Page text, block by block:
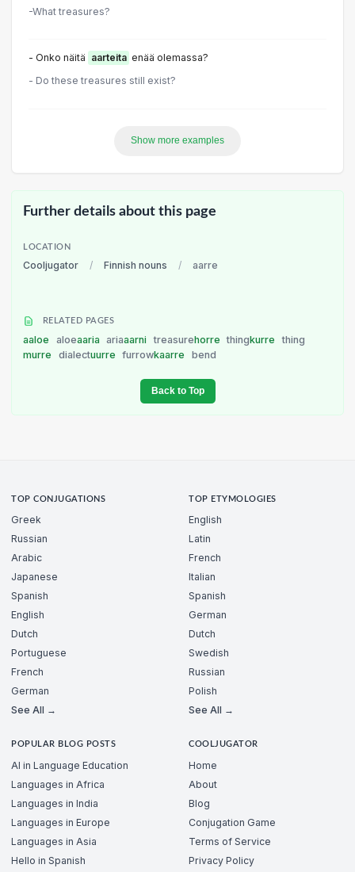
-What treasures?
- Onko näitä aarteita enää olemassa?
- Do these treasures still exist?
Show more examples
Further details about this page
LOCATION
Cooljugator / Finnish nouns / aarre
RELATED PAGES
aaloe aloeaaria ariaaarni treasurehorre thingkurre
thing
murre
dialectuurre furrowkaarre bend
Back to Top
TOP CONJUGATIONS
Greek
Russian
Arabic
Japanese
Spanish
English
Dutch
Portuguese
French
German
See All →
TOP ETYMOLOGIES
English
Latin
French
Italian
Spanish
German
Dutch
Swedish
Russian
Polish
See All →
POPULAR BLOG POSTS
AI in Language Education
Languages in Africa
Languages in India
Languages in Europe
Languages in Asia
Hello in Spanish
COOLJUGATOR
Home
About
Blog
Conjugation Game
Terms of Service
Privacy Policy